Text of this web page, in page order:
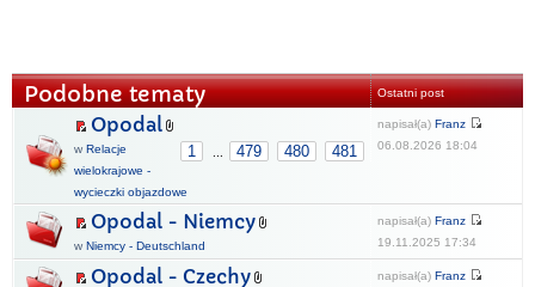
Podobne tematy Ostatni post
Opodal
1 479 480 481
w Relacje
wielokrajowe -
wycieczki objazdowe
napisał(a) Franz
06.08.2026 18:04
Opodal - Niemcy
w Niemcy - Deutschland
napisał(a) Franz
19.11.2025 17:34
Opodal - Czechy napisał(a) Franz